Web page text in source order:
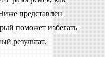
представлен
поможет избегать
результат.